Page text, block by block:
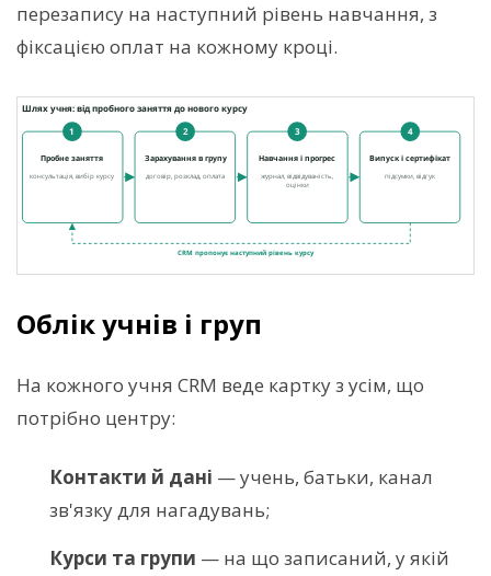
перезапису на наступний рівень навчання, з
фіксацією оплат на кожному кроці.
Облік учнів і груп
На кожного учня CRM веде картку з усім, що
потрібно центру:
Контакти й дані — учень, батьки, канал
зв'язку для нагадувань;
Курси та групи — на що записаний, у якій